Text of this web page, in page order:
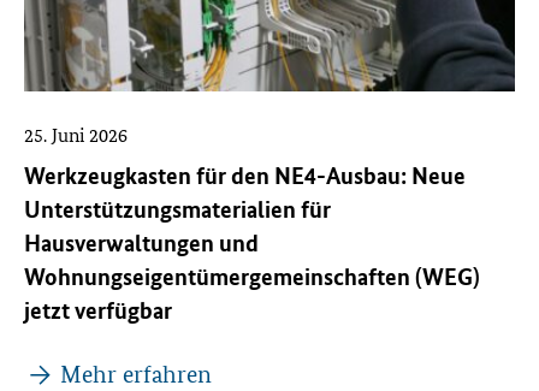
Werkzeugkasten für den NE4-Ausbau: Neue
Unterstützungsmaterialien für
Hausverwaltungen und
Wohnungseigentümergemeinschaften (WEG)
jetzt verfügbar
25. Juni 2026
Mehr erfahren